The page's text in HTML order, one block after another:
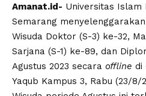
Amanat.id- Universitas Islam
Semarang
Wisuda Doktor (S-3) ke-32,
Sarjana (S-1) ke-89, dan
Agustus 2023 secara offline di
Yaqub Kampus 3, Rabu (23/8/